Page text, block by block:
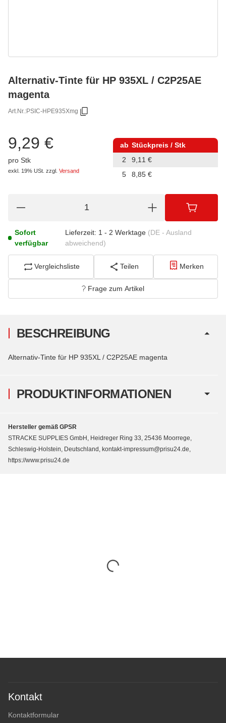
Alternativ-Tinte für HP 935XL / C2P25AE
magenta
Art.Nr.:PSIC-HPE935Xmg
9,29 €
pro Stk
exkl. 19% USt. zzgl. Versand
ab Stückpreis / Stk
2
9,11 €
5
8,85 €
Sofort
verfügbar
Lieferzeit: 1 - 2 Werktage (DE - Ausland
abweichend)
Vergleichsliste Teilen Merken
Frage zum Artikel
PRODUKTINFORMATIONEN
BESCHREIBUNG
Alternativ-Tinte für HP 935XL / C2P25AE magenta
Hersteller gemäß GPSR
STRACKE SUPPLIES GmbH, Heidreger Ring 33, 25436 Moorrege,
Schleswig-Holstein, Deutschland, kontakt-impressum@prisu24.de,
https://www.prisu24.de
Kontakt
Kontaktformular